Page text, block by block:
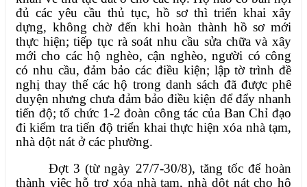
đủ các yêu cầu thủ tục, hồ sơ thì triển khai xây
dựng, không chờ đến khi hoàn thành hồ sơ mới
thực hiện; tiếp tục rà soát nhu cầu sửa chữa và xây
mới cho các hộ nghèo, cận nghèo, người có công
có nhu cầu, đảm bảo các điều kiện; lập tờ trình đề
nghị thay thế các hộ trong danh sách đã được phê
duyện nhưng chưa đảm bảo điều kiện để đẩy nhanh
tiến độ; tổ chức 1-2 đoàn công tác của Ban Chỉ đạo
đi kiểm tra tiến độ triển khai thực hiện xóa nhà tạm,
nhà dột nát ở các phường.
Đợt 3 (từ ngày 27/7-30/8), tăng tốc để hoàn
thành việc hỗ trợ xóa nhà tạm, nhà dột nát cho hộ